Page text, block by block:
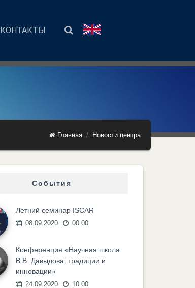
КОНТАКТЫ
Главная Новости центра
События
Летний семинар ISCAR
08.09.2020 00:00
Конференция «Научная школа
В.В. Давыдова: традиции и
инновации»
24.09.2020 10:00